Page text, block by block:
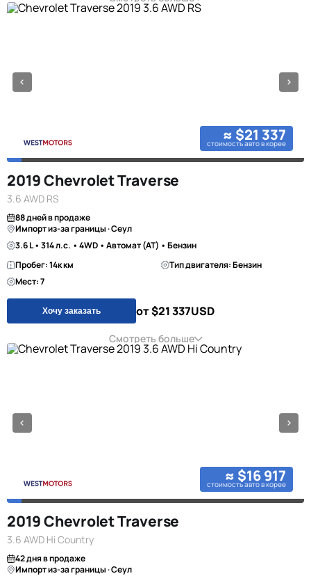
≈ $21 337
стоимость авто в корее
2019 Chevrolet Traverse
3.6 AWD RS
88 дней в продаже
Импорт из-за границы · Сеул
3.6 L • 314 л.с. • 4WD • Автомат (AT) • Бензин
Пробег: 14к км
Тип двигателя: Бензин
Мест: 7
Хочу заказать от $21 337USD
Смотреть больше
≈ $16 917
стоимость авто в корее
2019 Chevrolet Traverse
3.6 AWD Hi Country
42 дня в продаже
Импорт из-за границы · Сеул